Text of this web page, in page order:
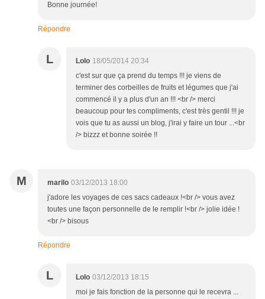
Bonne journée!
Répondre
L Lolo 18/05/2014 20:34
c'est sur que ça prend du temps !!! je viens de
terminer des corbeilles de fruits et légumes que j'ai
commencé il y a plus d'un an !!! <br /> merci
beaucoup pour tes compliments, c'est très gentil !!! je
vois que tu as aussi un blog, j'irai y faire un tour ...<br
/> bizzz et bonne soirée !!
M marilo 03/12/2013 18:00
j'adore les voyages de ces sacs cadeaux !<br /> vous avez
toutes une façon personnelle de le remplir !<br /> jolie idée !
<br /> bisous
Répondre
L Lolo 03/12/2013 18:15
moi je fais fonction de la personne qui le recevra ...